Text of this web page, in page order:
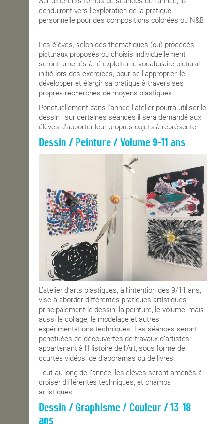
conduiront vers l'exploration de la pratique
personnelle pour des compositions colorées ou N&B
.
Les élèves, selon des thématiques (ou) procédés
picturaux proposés ou choisis individuellement,
seront amenés à ré-exploiter le vocabulaire pictural
initié lors des exercices, pour se l'approprier, le
développer et élargir sa pratique à travers ses
propres recherches de moyens plastiques.
Ponctuellement dans l'année l'atelier pourra utiliser le
dessin ; sur certaines séances il sera demandé aux
élèves d'apporter leur propres objets à représenter.
Dessin / Peinture / Volume 9-11 ans
L’atelier d’arts plastiques, à l’intention des 9/11 ans,
vise à aborder différentes pratiques artistiques,
principalement le dessin, la peinture, le volume, mais
aussi le collage, le modelage et autres
expérimentations techniques. Les séances seront
ponctuées de découvertes de travaux d’artistes
appartenant à l’Histoire de l’Art, sous forme de
courtes vidéos, de diaporamas ou de livres.
Tout au long de l’année, les élèves seront amenés à
croiser différentes techniques, et champs
artistiques.
Dessin / Graphisme / Couleur / 13-18
ans